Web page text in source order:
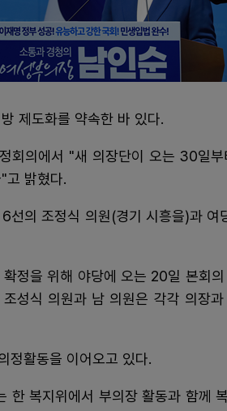
제도화를 약속한 바 있다.
회의에서 "새 의장단이 오는 30일
고 밝혔다.
선의 조정식 의원(경기 시흥을)과 여
정을 위해 야당에 오는 20일 본회
성식 의원과 남 의원은 각각 의장
정활동을 이어오고 있다.
한 복지위에서 부의장 활동과 함께